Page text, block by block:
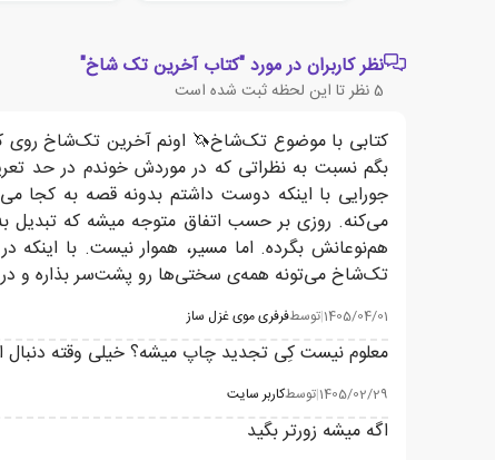
نظر کاربران در مورد "کتاب آخرین تک شاخ"
5نظر تا این لحظه ثبت شده است
کتابی با موضوع تک‌شاخ🦄 اونم آخرین تک‌شاخ
بگم نسبت به نظراتی که در موردش خوندم در حد
جورایی با اینکه دوست داشتم بدونه قصه به کجا
می‌کنه. روزی بر حسب اتفاق متوجه میشه که
هم‌نوعانش بگرده. اما مسیر، هموار نیست. با
تک‌شاخ می‌تونه همه‌ی سختی‌ها رو پشت‌سر بذاره و در
1405/04/01
|توسطفرفری موی غزل ساز
معلوم نیست کِی تجدید چاپ میشه؟ خیلی وقته دنبال این
1405/02/29
|توسطکاربر سایت
اگه میشه زور‌تر بگید